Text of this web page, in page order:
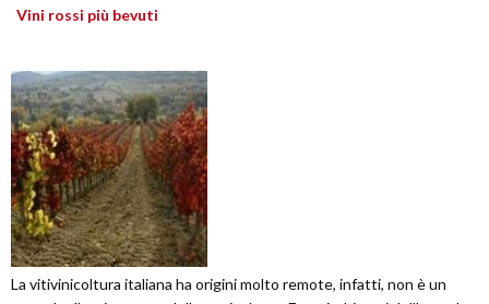
Vini rossi più bevuti
La vitivinicoltura italiana ha origini molto remote, infatti, non è un